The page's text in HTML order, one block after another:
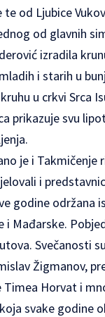
te od Ljubice
od glavnih
izradila
i starih u
u crkvi Srca
prikazuje svu
je i
i
godine održana
i Mađarske.
Svečanosti
Žigmanov,
Timea Horvat i
svake godine